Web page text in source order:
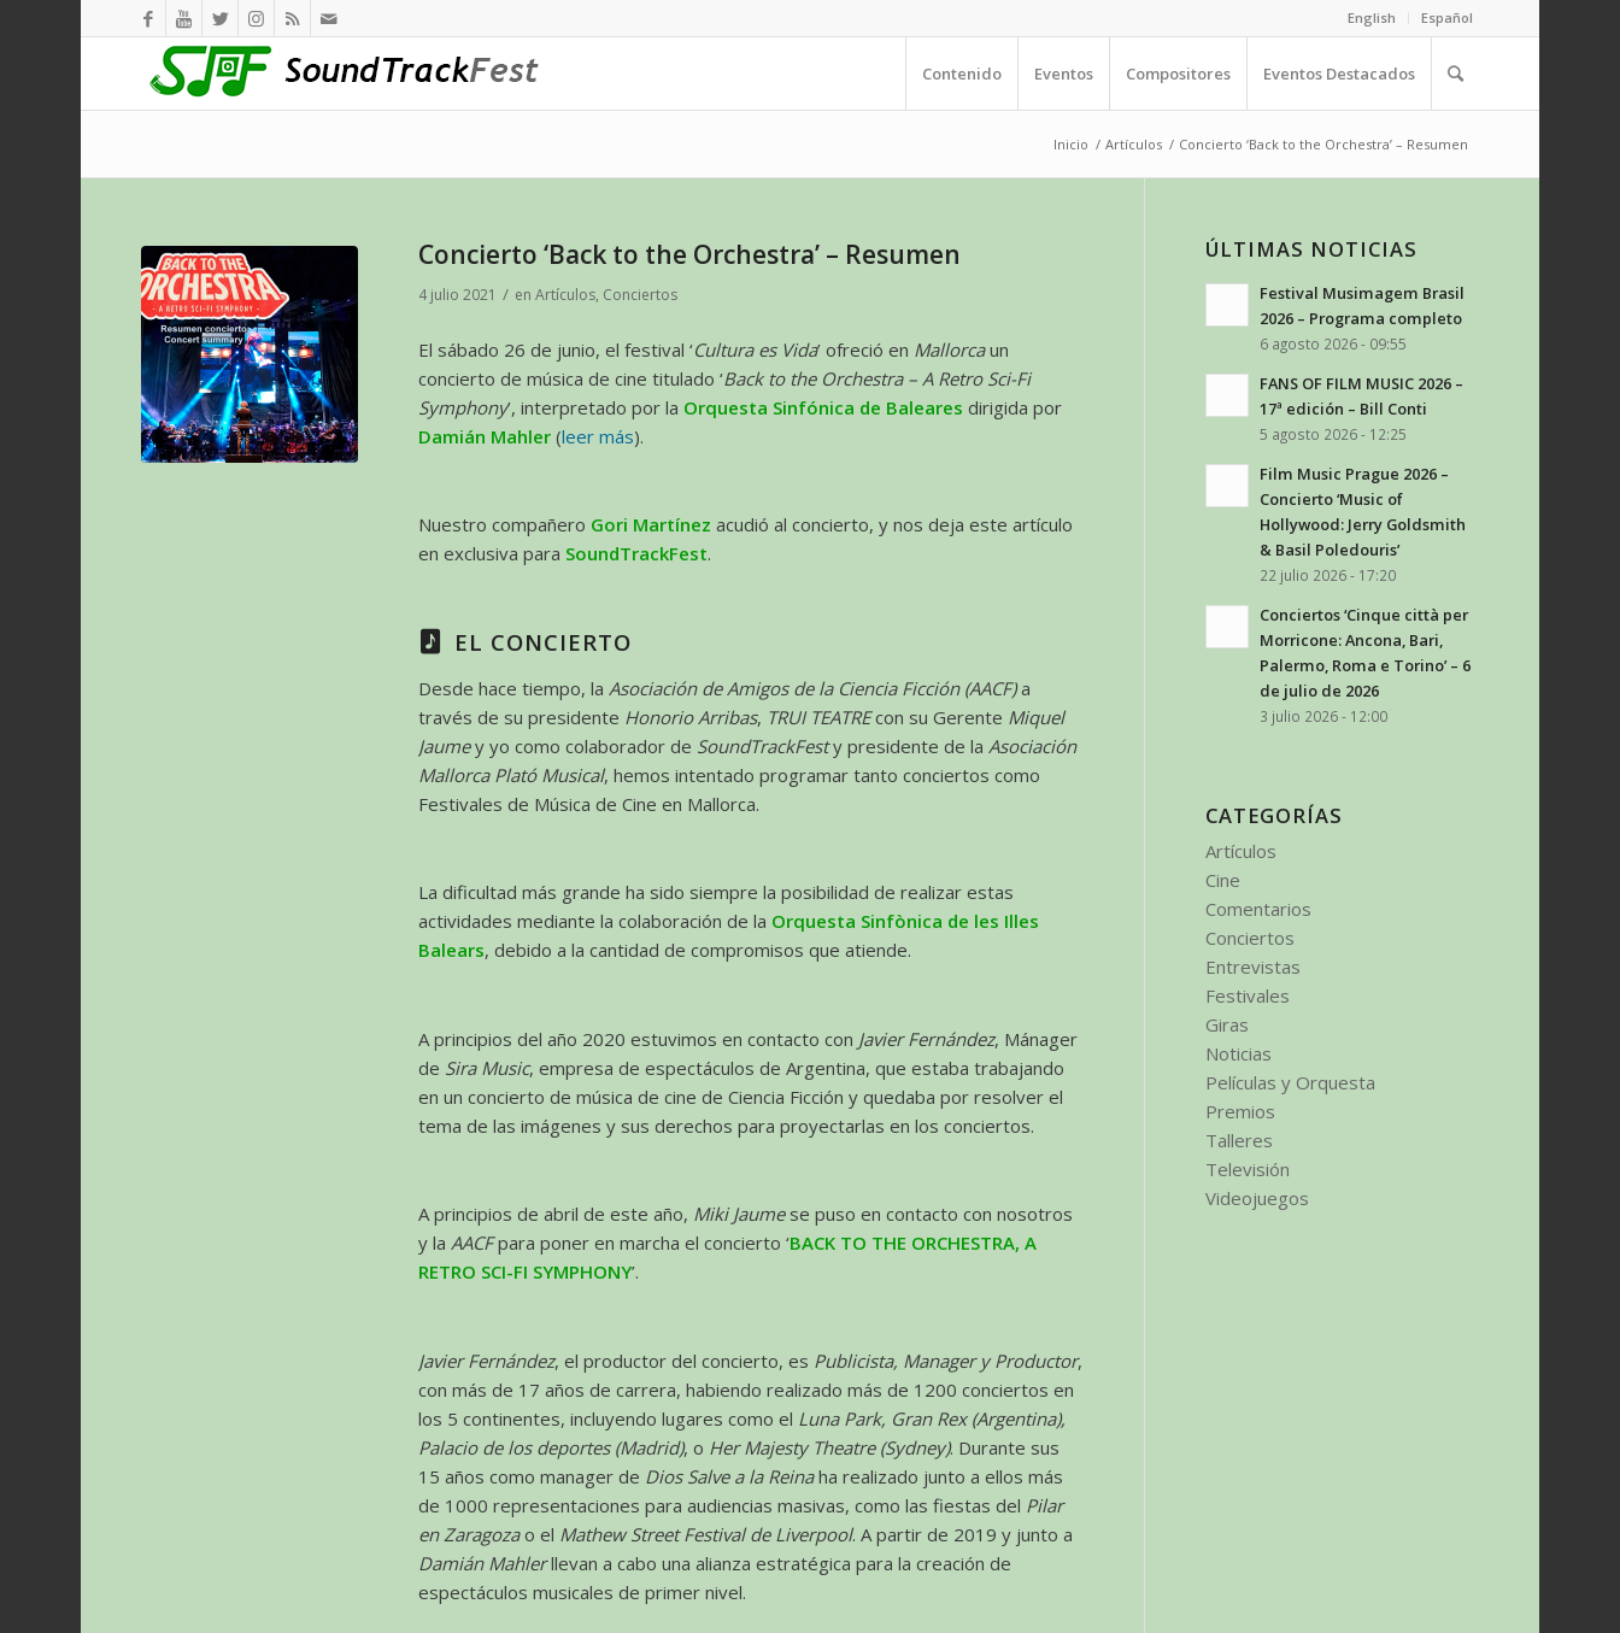
English Español
Contenido Eventos Compositores Eventos Destacados
Inicio / Artículos / Concierto ‘Back to the Orchestra’ – Resumen
Concierto ‘Back to the Orchestra’ – Resumen
4 julio 2021 / enArtículos, Conciertos
El sábado 26 de junio, el festival ‘Cultura es Vida’ ofreció en Mallorcaun
concierto de música de cine titulado ‘Back to the Orchestra – A Retro Sci-Fi
Symphony’, interpretado por la Orquesta Sinfónica de Baleares dirigida por
Damián Mahler(leer más).
Nuestro compañero Gori Martínez acudió al concierto, y nos deja este artículo
en exclusiva para SoundTrackFest.
EL CONCIERTO
Desde hace tiempo, la Asociación de Amigos de la Ciencia Ficción (AACF)a
través de su presidente Honorio Arribas, TRUI TEATREcon su Gerente Miquel
Jaumey yo como colaborador de SoundTrackFesty presidente de la Asociación
Mallorca Plató Musical, hemos intentado programar tanto conciertos como
Festivales de Música de Cine en Mallorca.
La dificultad más grande ha sido siempre la posibilidad de realizar estas
actividades mediante la colaboración de la Orquesta Sinfònica de les Illes
Balears, debido a la cantidad de compromisos que atiende.
A principios del año 2020 estuvimos en contacto con Javier Fernández, Mánager
de Sira Music, empresa de espectáculos de Argentina, que estaba trabajando
en un concierto de música de cine de Ciencia Ficción y quedaba por resolver el
tema de las imágenes y sus derechos para proyectarlas en los conciertos.
A principios de abril de este año, Miki Jaumese puso en contacto con nosotros
y laAACFpara poner en marcha el concierto ‘BACK TO THE ORCHESTRA, A
RETRO SCI-FI SYMPHONY’.
Javier Fernández, el productor del concierto, es Publicista, Manager y Productor,
con más de 17 años de carrera, habiendo realizado más de 1200 conciertos en
los 5 continentes, incluyendo lugares como el Luna Park, Gran Rex (Argentina),
Palacio de los deportes (Madrid), o Her Majesty Theatre (Sydney). Durante sus
15 años como manager de Dios Salve a la Reinaha realizado junto a ellos más
de 1000 representaciones para audiencias masivas, como las fiestas del Pilar
en Zaragozao el Mathew Street Festival de Liverpool. A partir de 2019 y junto a
Damián Mahlerllevan a cabo una alianza estratégica para la creación de
espectáculos musicales de primer nivel.
ÚLTIMAS NOTICIAS
Festival Musimagem Brasil
2026 – Programa completo
6 agosto 2026 - 09:55
FANS OF FILM MUSIC 2026 –
17ª edición – Bill Conti
5 agosto 2026 - 12:25
Film Music Prague 2026 –
Concierto ‘Music of
Hollywood: Jerry Goldsmith
& Basil Poledouris’
22 julio 2026 - 17:20
Conciertos ‘Cinque città per
Morricone: Ancona, Bari,
Palermo, Roma e Torino’ – 6
de julio de 2026
3 julio 2026 - 12:00
CATEGORÍAS
Artículos
Cine
Comentarios
Conciertos
Entrevistas
Festivales
Giras
Noticias
Películas y Orquesta
Premios
Talleres
Televisión
Videojuegos